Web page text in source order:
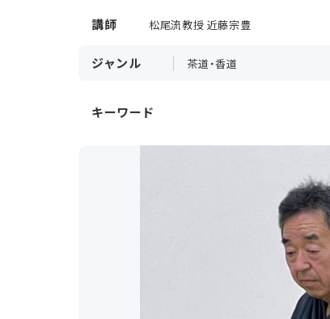
講師 松尾流教授 近藤宗豊
ジャンル 茶道・香道
キーワード